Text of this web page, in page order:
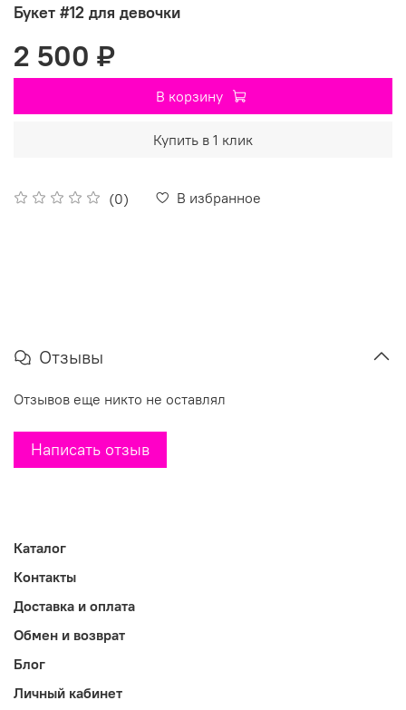
Букет #12 для девочки
(0) В избранное
2 500 ₽
В корзину
Купить в 1 клик
Отзывы
Отзывов еще никто не оставлял
Написать отзыв
Каталог
Контакты
Доставка и оплата
Обмен и возврат
Блог
Личный кабинет